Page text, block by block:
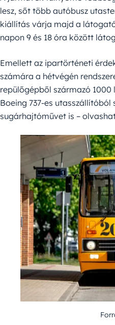
lesz, sőt több autóbusz
kiállítás várja majd a
napon 9 és 18 óra között
Emellett az ipartörténeti
számára a hétvégén
repülőgépből származó
Boeing 737-es utasszállítóból
sugárhajtóművet is –